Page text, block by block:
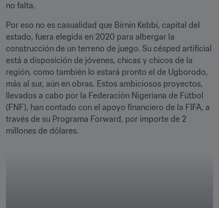
no falta.
Por eso no es casualidad que Birnin Kebbi, capital del
estado, fuera elegida en 2020 para albergar la
construcción de un terreno de juego. Su césped artificial
está a disposición de jóvenes, chicas y chicos de la
región, como también lo estará pronto el de Ugborodo,
más al sur, aún en obras. Estos ambiciosos proyectos,
llevados a cabo por la Federación Nigeriana de Fútbol
(FNF), han contado con el apoyo financiero de la FIFA, a
través de su Programa Forward, por importe de 2
millones de dólares.